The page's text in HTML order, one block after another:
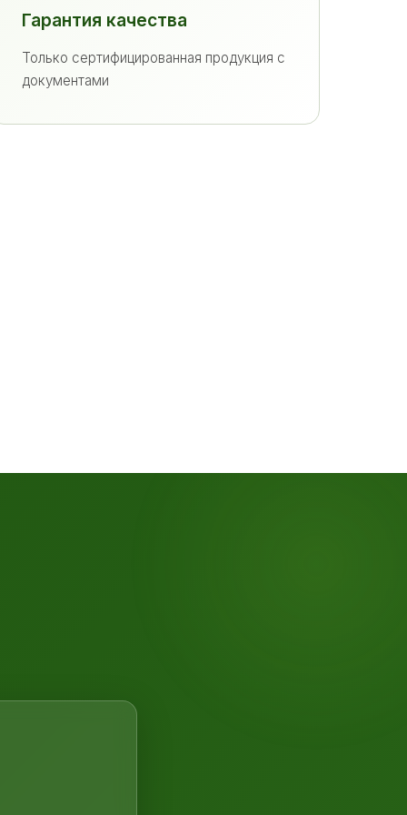
Гарантия качества
Только сертифицированная продукция с
документами